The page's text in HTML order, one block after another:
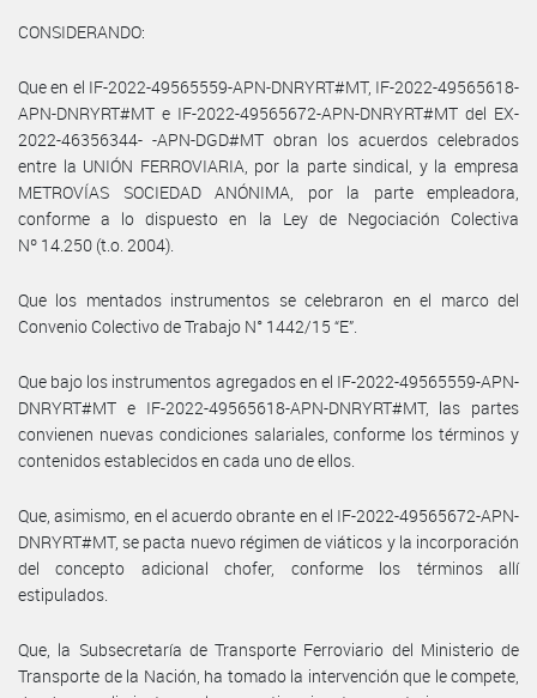
CONSIDERANDO:
Que en el IF-2022-49565559-APN-DNRYRT#MT, IF-2022-49565618-
APN-DNRYRT#MT e IF-2022-49565672-APN-DNRYRT#MT del EX-
2022-46356344- -APN-DGD#MT obran los acuerdos celebrados
entre la UNIÓN FERROVIARIA, por la parte sindical, y la empresa
METROVÍAS SOCIEDAD ANÓNIMA, por la parte empleadora,
conforme a lo dispuesto en la Ley de Negociación Colectiva
Nº 14.250 (t.o. 2004).
Que los mentados instrumentos se celebraron en el marco del
Convenio Colectivo de Trabajo N° 1442/15 “E”.
Que bajo los instrumentos agregados en el IF-2022-49565559-APN-
DNRYRT#MT e IF-2022-49565618-APN-DNRYRT#MT, las partes
convienen nuevas condiciones salariales, conforme los términos y
contenidos establecidos en cada uno de ellos.
Que, asimismo, en el acuerdo obrante en el IF-2022-49565672-APN-
DNRYRT#MT, se pacta nuevo régimen de viáticos y la incorporación
del concepto adicional chofer, conforme los términos allí
estipulados.
Que, la Subsecretaría de Transporte Ferroviario del Ministerio de
Transporte de la Nación, ha tomado la intervención que le compete,